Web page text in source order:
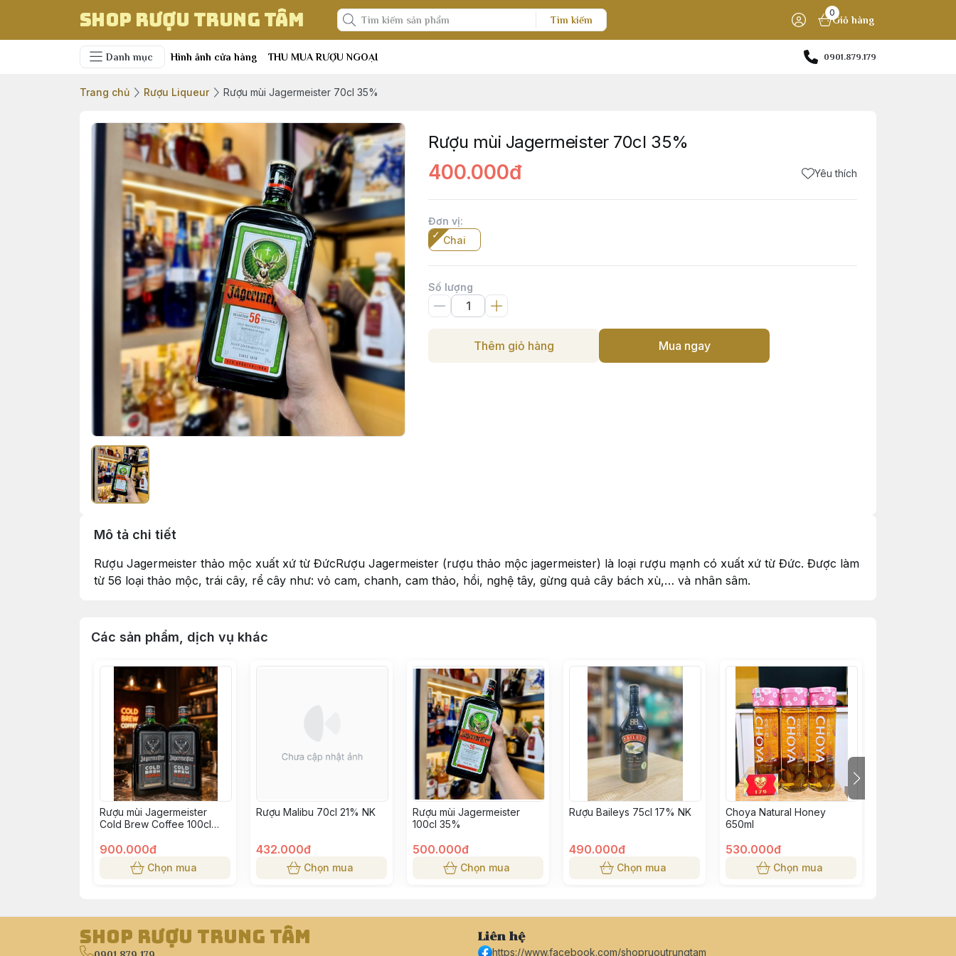
Shop Rượu Trung Tâm Tìm kiếm
0
Giỏ hàng
Danh mục Hình ảnh cửa hàng THU MUA RƯỢU NGOẠI 0901.879.179
Trang chủ Rượu Liqueur Rượu mùi Jagermeister 70cl 35%
Rượu mùi Jagermeister 70cl 35%
400.000đ Yêu thích
Đơn vị:
Chai
Số lượng
Thêm giỏ hàng Mua ngay
Mô tả chi tiết
Rượu Jagermeister thảo mộc xuất xứ từ ĐứcRượu Jagermeister (rượu thảo mộc jagermeister) là loại rượu mạnh có xuất xứ từ Đức. Được làm
từ 56 loại thảo mộc, trái cây, rể cây như: vỏ cam, chanh, cam thảo, hồi, nghệ tây, gừng quả cây bách xù,… và nhân sâm.
Các sản phẩm, dịch vụ khác
Rượu mùi Jagermeister
Cold Brew Coffee 100cl
900.000đ
Chọn mua
Rượu Malibu 70cl 21% NK
432.000đ
Chọn mua
Rượu mùi Jagermeister
100cl 35%
500.000đ
Chọn mua
Rượu Baileys 75cl 17% NK
490.000đ
Chọn mua
Choya Natural Honey
650ml
530.000đ
Chọn mua
Shop Rượu Trung Tâm Liên hệ
https://www.facebook.com/shopruoutrungtam